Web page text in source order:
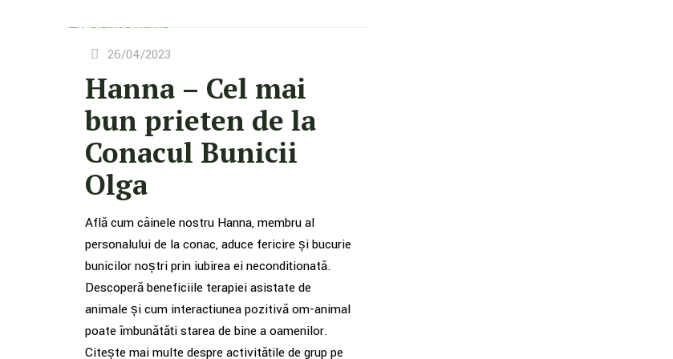
26/04/2023
Hanna – Cel mai
bun prieten de la
Conacul Bunicii
Olga
Află cum câinele nostru Hanna, membru al
personalului de la conac, aduce fericire și bucurie
bunicilor noștri prin iubirea ei necondiționată.
Descoperă beneficiile terapiei asistate de
animale și cum interacțiunea pozitivă om-animal
poate îmbunătăți starea de bine a oamenilor.
Citește mai multe despre activitățile de grup pe